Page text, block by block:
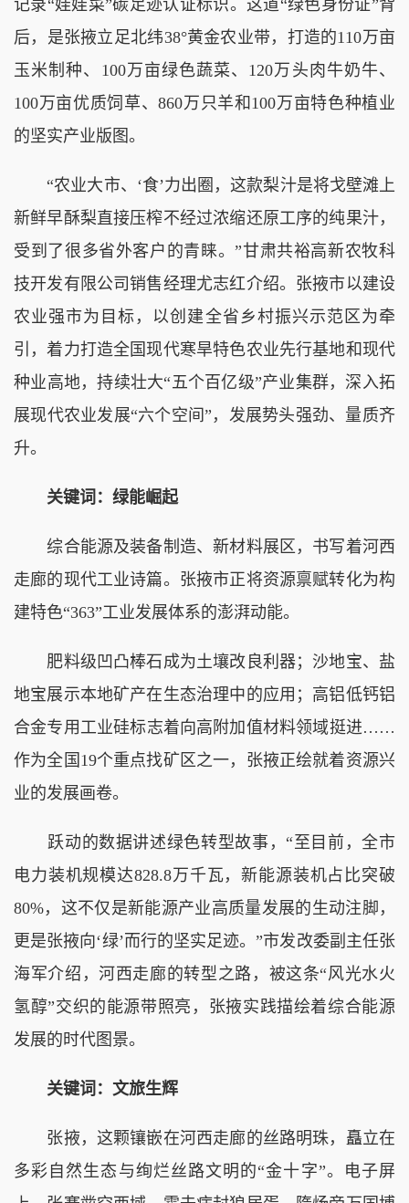
记录“娃娃菜”碳足迹认证标识。这道“绿色身份证”背
后，是张掖立足北纬38°黄金农业带，打造的110万亩
玉米制种、100万亩绿色蔬菜、120万头肉牛奶牛、
100万亩优质饲草、860万只羊和100万亩特色种植业
的坚实产业版图。
“农业大市、‘食’力出圈，这款梨汁是将戈壁滩上
新鲜早酥梨直接压榨不经过浓缩还原工序的纯果汁，
受到了很多省外客户的青睐。”甘肃共裕高新农牧科
技开发有限公司销售经理尤志红介绍。张掖市以建设
农业强市为目标，以创建全省乡村振兴示范区为牵
引，着力打造全国现代寒旱特色农业先行基地和现代
种业高地，持续壮大“五个百亿级”产业集群，深入拓
展现代农业发展“六个空间”，发展势头强劲、量质齐
升。
关键词：绿能崛起
综合能源及装备制造、新材料展区，书写着河西
走廊的现代工业诗篇。张掖市正将资源禀赋转化为构
建特色“363”工业发展体系的澎湃动能。
肥料级凹凸棒石成为土壤改良利器；沙地宝、盐
地宝展示本地矿产在生态治理中的应用；高铝低钙铝
合金专用工业硅标志着向高附加值材料领域挺进……
作为全国19个重点找矿区之一，张掖正绘就着资源兴
业的发展画卷。
跃动的数据讲述绿色转型故事，“至目前，全市
电力装机规模达828.8万千瓦，新能源装机占比突破
80%，这不仅是新能源产业高质量发展的生动注脚，
更是张掖向‘绿’而行的坚实足迹。”市发改委副主任张
海军介绍，河西走廊的转型之路，被这条“风光水火
氢醇”交织的能源带照亮，张掖实践描绘着综合能源
发展的时代图景。
关键词：文旅生辉
张掖，这颗镶嵌在河西走廊的丝路明珠，矗立在
多彩自然生态与绚烂丝路文明的“金十字”。电子屏